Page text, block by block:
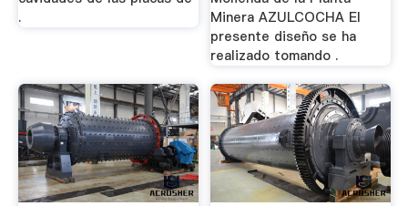
.
Minera AZULCOCHA El
presente diseño se ha
realizado tomando .